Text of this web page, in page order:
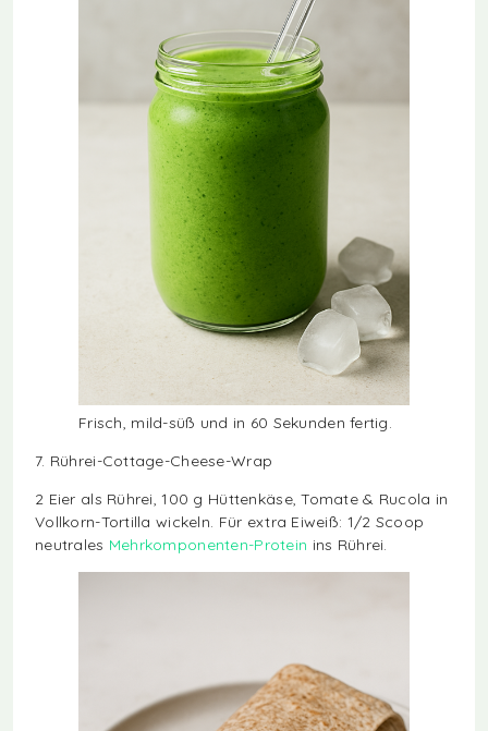
Frisch, mild-süß und in 60 Sekunden fertig.
7. Rührei-Cottage-Cheese-Wrap
2 Eier als Rührei, 100 g Hüttenkäse, Tomate & Rucola in
Vollkorn-Tortilla wickeln. Für extra Eiweiß: 1/2 Scoop
neutrales Mehrkomponenten-Protein ins Rührei.